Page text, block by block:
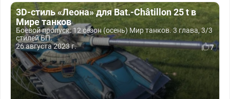
3D-стиль «Леона» для Bat.-Châtillon 25 t в
Мире танков
Боевой пропуск: 12 сезон (осень) Мир танков. 3 глава, 3/3
стилей БП.
26 августа 2023 г.
7